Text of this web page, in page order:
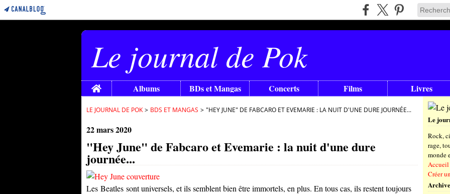
Le journal de Pok
Home Albums BDs et Mangas Concerts Films Livres
LE JOURNAL DE POK > BDS ET MANGAS > "HEY JUNE" DE FABCARO ET EVEMARIE : LA NUIT D'UNE DURE JOURNÉE...
22 mars 2020
"Hey June" de Fabcaro et Evemarie : la nuit d'une dure
journée...
Les Beatles sont universels, et ils semblent bien être immortels, en plus. En tous cas, ils restent toujours
Le
Rock,
rage,
monde
Créer